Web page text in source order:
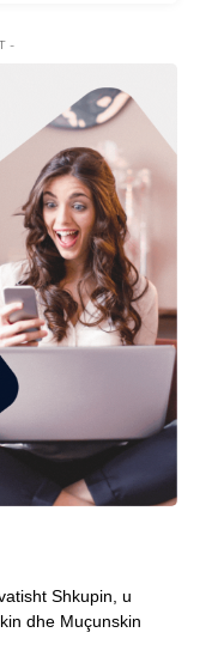
-
Shkupin, u
dhe Muçunskin